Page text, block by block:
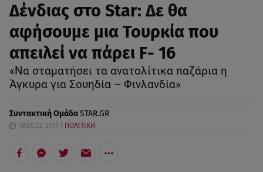
Δένδιας στο Star: Δε θα
αφήσουμε μια Τουρκία που
απειλεί να πάρει F- 16
«Να σταματήσει τα ανατολίτικα παζάρια η
Άγκυρα για Σουηδία – Φινλανδία»
Συντακτική ΟμάδαSTAR.GR
18.05.22, 21:11 ΠΟΛΙΤΙΚΗ